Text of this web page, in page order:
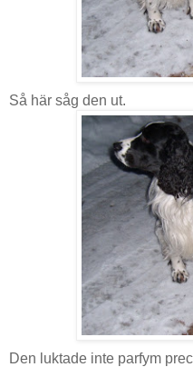
Så här såg den ut.
Den luktade inte parfym